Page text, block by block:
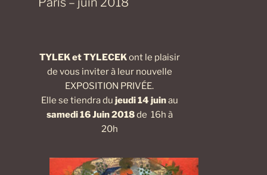
TYLEK et TYLECEKont le plaisir
de vous inviter à leur nouvelle
EXPOSITION PRIVÉE.
Elle se tiendra du jeudi 14 juinau
samedi 16 Juin 2018de 16h à
20h